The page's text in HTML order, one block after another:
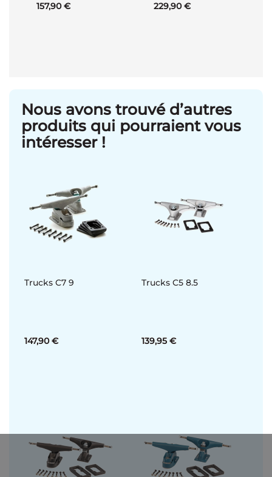
157,90 € 229,90 €
Nous avons trouvé d’autres
produits qui pourraient vous
intéresser !
Trucks C7 9
147,90 €
Trucks C5 8.5
139,95 €